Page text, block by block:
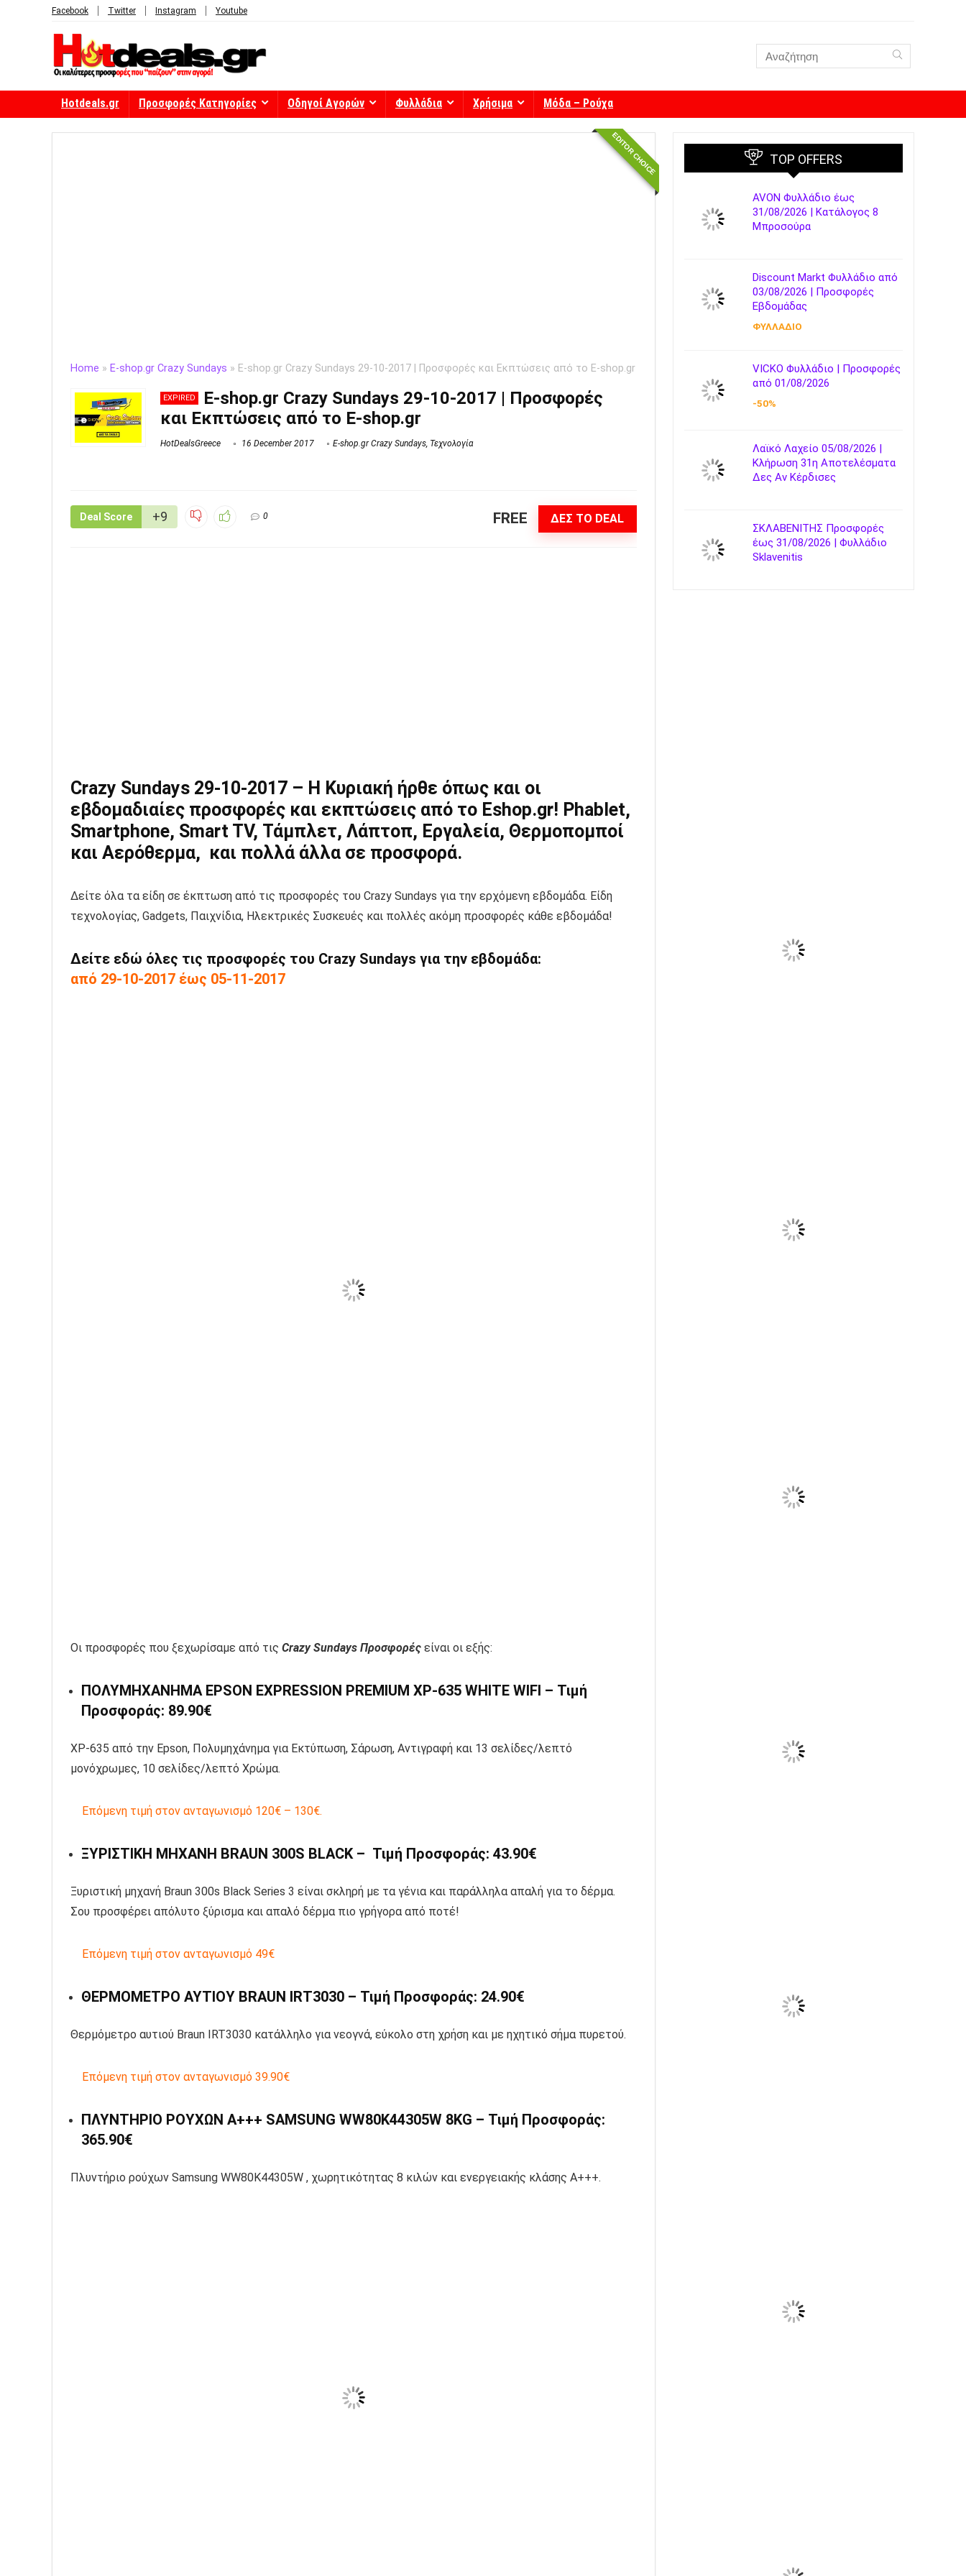
Facebook Twitter Instagram Youtube
Hotdeals.gr Προσφορές Κατηγορίες Οδηγοί Αγορών Φυλλάδια Χρήσιμα Μόδα – Ρούχα
Home » E-shop.gr Crazy Sundays » E-shop.gr Crazy Sundays 29-10-2017 | Προσφορές και Εκπτώσεις από το E-shop.gr
EDITOR CHOICE
EXPIRED
E-shop.gr Crazy Sundays 29-10-2017 | Προσφορές
και Εκπτώσεις από το E-shop.gr
HotDealsGreece 16 December 2017 E-shop.gr Crazy Sundays, Τεχνολογία
Deal Score +9 0 FREE ΔΕΣ ΤΟ DEAL
Crazy Sundays 29-10-2017 – Η Κυριακή ήρθε όπως και οι
εβδομαδιαίες προσφορές και εκπτώσεις από το Eshop.gr! Phablet,
Smartphone, Smart TV, Τάμπλετ, Λάπτοπ, Εργαλεία, Θερμοπομποί
και Αερόθερμα, και πολλά άλλα σε προσφορά.
Δείτε όλα τα είδη σε έκπτωση από τις προσφορές του Crazy Sundays για την ερχόμενη εβδομάδα. Είδη
τεχνολογίας, Gadgets, Παιχνίδια, Ηλεκτρικές Συσκευές και πολλές ακόμη προσφορές κάθε εβδομάδα!
Δείτε εδώ όλες τις προσφορές του Crazy Sundays για την εβδομάδα:
από 29-10-2017 έως 05-11-2017
Οι προσφορές που ξεχωρίσαμε από τις Crazy Sundays Προσφορές είναι οι εξής:
ΠΟΛΥΜΗΧΑΝΗΜΑ EPSON EXPRESSION PREMIUM XP-635 WHITE WIFI – Τιμή
Προσφοράς: 89.90€
XP-635 από την Epson, Πολυμηχάνημα για Εκτύπωση, Σάρωση, Αντιγραφή και 13 σελίδες/λεπτό
μονόχρωμες, 10 σελίδες/λεπτό Χρώμα.
Επόμενη τιμή στον ανταγωνισμό 120€ – 130€.
ΞΥΡΙΣΤΙΚΗ ΜΗΧΑΝΗ BRAUN 300S BLACK – Τιμή Προσφοράς: 43.90€
Ξυριστική μηχανή Braun 300s Black Series 3 είναι σκληρή με τα γένια και παράλληλα απαλή για το δέρμα.
Σου προσφέρει απόλυτο ξύρισμα και απαλό δέρμα πιο γρήγορα από ποτέ!
Επόμενη τιμή στον ανταγωνισμό 49€
ΘΕΡΜΟΜΕΤΡΟ ΑΥΤΙΟΥ BRAUN IRT3030 – Τιμή Προσφοράς: 24.90€
Θερμόμετρο αυτιού Braun IRT3030 κατάλληλο για νεογνά, εύκολο στη χρήση και με ηχητικό σήμα πυρετού.
Επόμενη τιμή στον ανταγωνισμό 39.90€
ΠΛΥΝΤΗΡΙΟ ΡΟΥΧΩΝ Α+++ SAMSUNG WW80K44305W 8KG – Τιμή Προσφοράς:
365.90€
Πλυντήριο ρούχων Samsung WW80K44305W , χωρητικότητας 8 κιλών και ενεργειακής κλάσης Α+++.
TOP OFFERS
AVON Φυλλάδιο έως
31/08/2026 | Κατάλογος 8
Μπροσούρα
Discount Markt Φυλλάδιο από
03/08/2026 | Προσφορές
Εβδομάδας
ΦΥΛΛΑΔΙΟ
VICKO Φυλλάδιο | Προσφορές
από 01/08/2026
-50%
Λαϊκό Λαχείο 05/08/2026 |
Κλήρωση 31η Αποτελέσματα
Δες Αν Κέρδισες
ΣΚΛΑΒΕΝΙΤΗΣ Προσφορές
έως 31/08/2026 | Φυλλάδιο
Sklavenitis